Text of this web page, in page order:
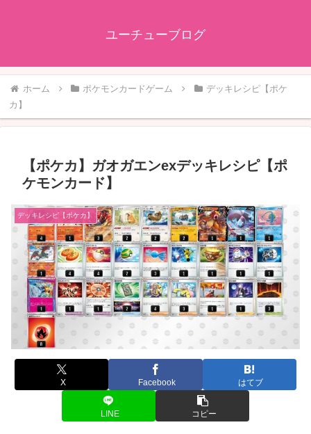
ユーチューブログ
ホーム ポケモンカードゲーム
デッキレシピ【ポケ
カ】
【ポケカ】ガオガエンexデッキレシピ【ポ
ケモンカード】
デッキレシピ【ポケカ】
X Facebook はてブ
LINE コピー